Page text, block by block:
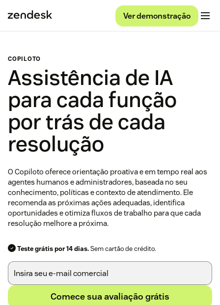
Ver demonstração
COPILOTO
Assistência de IA
para cada função
por trás de cada
resolução
O Copiloto oferece orientação proativa e em tempo real aos
agentes humanos e administradores, baseada no seu
conhecimento, políticas e contexto de atendimento. Ele
recomenda as próximas ações adequadas, identifica
oportunidades e otimiza fluxos de trabalho para que cada
resolução melhore a próxima.
Teste grátis por 14 dias.Sem cartão de crédito.
Comece sua avaliação grátis